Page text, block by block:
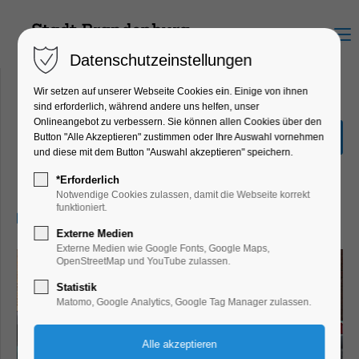
Menu
Regionalmarkt
Brandenburg
Markt, Umwelt
Datenschutzeinstellungen
Wir setzen auf unserer Webseite Cookies ein. Einige von ihnen
sind erforderlich, während andere uns helfen, unser
Onlineangebot zu verbessern. Sie können allen Cookies über den
Button "Alle Akzeptieren" zustimmen oder Ihre Auswahl vornehmen
und diese mit dem Button "Auswahl akzeptieren" speichern.
*Erforderlich
Notwendige Cookies zulassen, damit die Webseite korrekt
funktioniert.
Externe Medien
Externe Medien wie Google Fonts, Google Maps,
OpenStreetMap und YouTube zulassen.
Statistik
Matomo, Google Analytics, Google Tag Manager zulassen.